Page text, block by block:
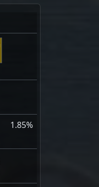
1.85%